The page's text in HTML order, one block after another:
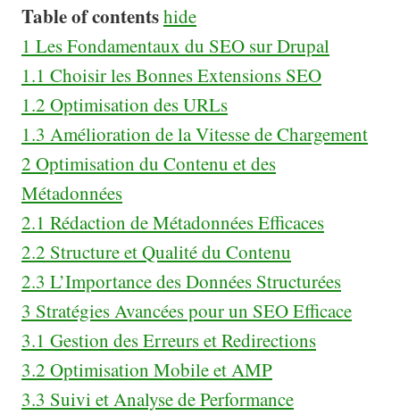
Table of contentshide
1 Les Fondamentaux du SEO sur Drupal
1.1 Choisir les Bonnes Extensions SEO
1.2 Optimisation des URLs
1.3 Amélioration de la Vitesse de Chargement
2 Optimisation du Contenu et des
Métadonnées
2.1 Rédaction de Métadonnées Efficaces
2.2 Structure et Qualité du Contenu
2.3 L’Importance des Données Structurées
3 Stratégies Avancées pour un SEO Efficace
3.1 Gestion des Erreurs et Redirections
3.2 Optimisation Mobile et AMP
3.3 Suivi et Analyse de Performance